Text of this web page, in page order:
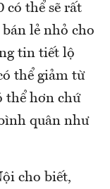
có thể sẽ rất
lẻ nhỏ cho
tin tiết lộ
thể giảm từ
thể hơn chứ
quân như
cho biết,